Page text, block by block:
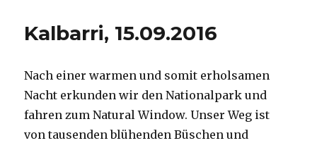
Kalbarri, 15.09.2016
Nach einer warmen und somit erholsamen
Nacht erkunden wir den Nationalpark und
fahren zum Natural Window. Unser Weg ist
von tausenden blühenden Büschen und